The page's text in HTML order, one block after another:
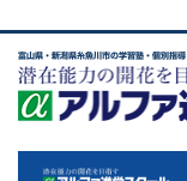
富山県・新潟県糸魚川市の学習塾・個別指導